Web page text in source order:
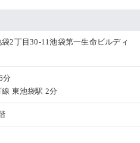
2丁目30-11池袋第一生命ビルディ
分
東池袋駅 2分